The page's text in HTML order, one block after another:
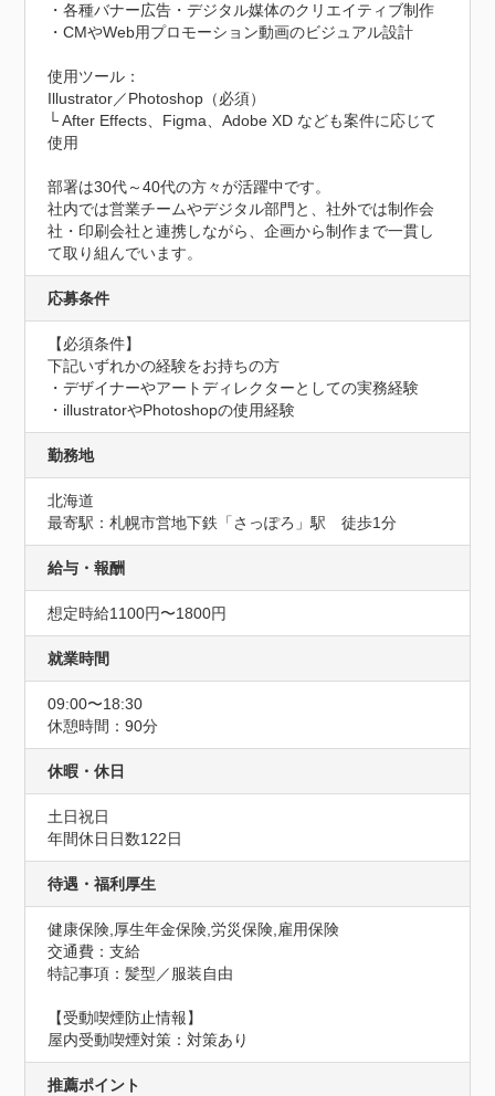
・各種バナー広告・デジタル媒体のクリエイティブ制作
・CMやWeb用プロモーション動画のビジュアル設計
使用ツール：
Illustrator／Photoshop（必須）
└ After Effects、Figma、Adobe XD なども案件に応じて
使用
部署は30代～40代の方々が活躍中です。
社内では営業チームやデジタル部門と、社外では制作会
社・印刷会社と連携しながら、企画から制作まで一貫し
て取り組んでいます。
応募条件
【必須条件】
下記いずれかの経験をお持ちの方
・デザイナーやアートディレクターとしての実務経験
・illustratorやPhotoshopの使用経験
勤務地
北海道
最寄駅：札幌市営地下鉄「さっぽろ」駅　徒歩1分
給与・報酬
想定時給1100円〜1800円
就業時間
09:00〜18:30
休憩時間：90分
休暇・休日
土日祝日
年間休日日数122日
待遇・福利厚生
健康保険,厚生年金保険,労災保険,雇用保険
交通費：支給
特記事項：髪型／服装自由
【受動喫煙防止情報】
屋内受動喫煙対策：対策あり
推薦ポイント